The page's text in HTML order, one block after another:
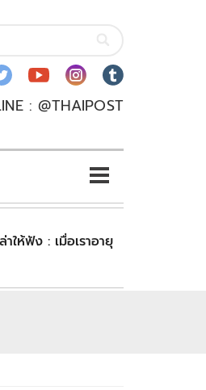
: @THAIPOST
าให้ฟัง : เมื่อเราอายุ